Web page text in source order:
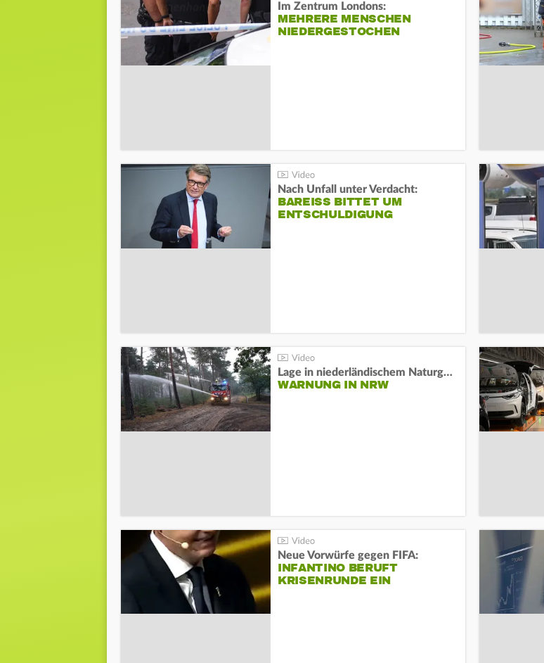
Im Zentrum Londons:
MEHRERE MENSCHEN
NIEDERGESTOCHEN
Nach Unfall unter Verdacht:
BAREISS BITTET UM E
NTSCHULDIGUNG
Lage in niederländischem Naturgebiet stabil
WARNUNG IN NRW
Neue Vorwürfe gegen FIFA:
INFANTINO BERUFT
KRISENRUNDE EIN